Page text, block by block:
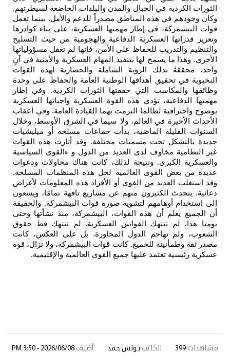
الثورات الكردية في الجبال والمدن والبلدات الخاضعة لسيطرتهم.
وكان وجودهم في هذه المناطق مصدراً للدعم والأمل. بينما تعمل
قوات البيشمركة، في إطار مهمتها العسكرية، على بناء كوادرها
وتعزيز قدراتها العسكرية الدفاعية والهجومية من حيث التسليح
والتنظيم والتدريب للحفاظ على الأمن، فإنها لم تغفل مسؤولياتها
الأخرى. وهذا ما يسمح لها بتنفيذ المهام العسكرية والأمنية في آنٍ
واحد، محققةً بذلك الرؤية الشاملة والحضارية لهذه القوات
النخبوية في تحقيق أهدافها الوطنية العامة والحفاظ على وحدة
وظائفها والمكاسب التي حققتها الثورات الكردية. وفي إطار
مهمتها الدفاعية، تؤدي هذه القوة العسكرية واجباتها العسكرية
بوضوح واحترافية لطالما التزمت بهما القيادة العامة. وفي أعقاب
الأحداث الأخيرة في العالم، ولا سيما في الشرق الأوسط، وخلال
السنوات القليلة الماضية، بدأت جماعات مسلحة أو ميليشيات
جديدة بالتشكل تحت مسميات مختلفة. وقد أثارت هذه القوات
غير النظامية مخاوف لدى العديد من الدول و ءالقوى السياسية
والعسكرية الكبرى. ونتيجة لذلك، كانت هناك محاولات ودعوات
عديدة من بعض القوى العالمية لحل هذه المنظمات المسلحة.
وقد استغلت العديد من القوى أو الأفراد هذه المعلومات لأغراض
دعائية. يتحدث الكثيرون منهم عن مشاريع تافهة تمامًا، ويسعون
إلى استخدام أوهامهم لتشويه صورة قوات البيشمركة. والحقيقة
أن الجميع يعلم أن هذه القوات، البيشمركة، منذ نشأتها وحتى
يومنا هذا، لم تنتهك القوانين العسكرية. لم تنتهك قط حقوق
الشعوب، ولم تهاجم الدول المجاورة. بل على العكس، كانت
مصدر ثقة وطمأنينة للجميع. كانت قوات البيشمركة، ولا تزال، قوة
عسكرية رئيسية تعتمد عليها جميع القوى العالمية والإقليمية.
مشاهدات 399 الكاتب يونس حمد أضيف 2026/06/08 - 3:50 PM